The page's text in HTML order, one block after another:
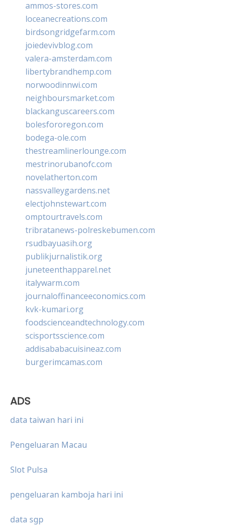
ammos-stores.com
loceanecreations.com
birdsongridgefarm.com
joiedevivblog.com
valera-amsterdam.com
libertybrandhemp.com
norwoodinnwi.com
neighboursmarket.com
blackanguscareers.com
bolesfororegon.com
bodega-ole.com
thestreamlinerlounge.com
mestrinorubanofc.com
novelatherton.com
nassvalleygardens.net
electjohnstewart.com
omptourtravels.com
tribratanews-polreskebumen.com
rsudbayuasih.org
publikjurnalistik.org
juneteenthapparel.net
italywarm.com
journaloffinanceeconomics.com
kvk-kumari.org
foodscienceandtechnology.com
scisportsscience.com
addisababacuisineaz.com
burgerimcamas.com
ADS
data taiwan hari ini
Pengeluaran Macau
Slot Pulsa
pengeluaran kamboja hari ini
data sgp